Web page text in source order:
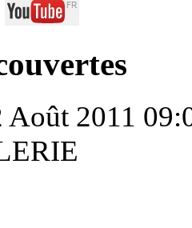
Août 2011